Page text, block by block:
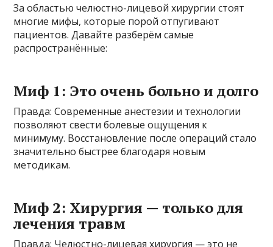
За областью челюстно-лицевой хирургии стоят
многие мифы, которые порой отпугивают
пациентов. Давайте разберём самые
распространённые:
Миф 1: Это очень больно и долго
Правда: Современные анестезии и технологии
позволяют свести болевые ощущения к
минимуму. Восстановление после операций стало
значительно быстрее благодаря новым
методикам.
Миф 2: Хирургия — только для
лечения травм
Правда: Челюстно-лицевая хирургия — это не